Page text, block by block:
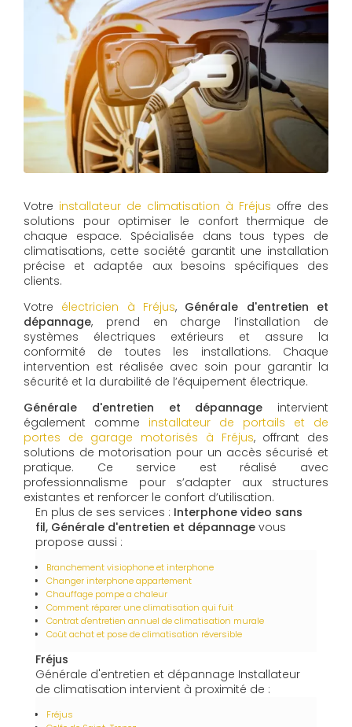
Votre installateur de climatisation à Fréjus offre des
solutions pour optimiser le confort thermique de
chaque espace. Spécialisée dans tous types de
climatisations, cette société garantit une installation
précise et adaptée aux besoins spécifiques des
clients.
Votre électricien à Fréjus, Générale d'entretien et
dépannage, prend en charge l’installation de
systèmes électriques extérieurs et assure la
conformité de toutes les installations. Chaque
intervention est réalisée avec soin pour garantir la
sécurité et la durabilité de l’équipement électrique.
Générale d'entretien et dépannage intervient
également comme installateur de portails et de
portes de garage motorisés à Fréjus, offrant des
solutions de motorisation pour un accès sécurisé et
pratique. Ce service est réalisé avec
professionnalisme pour s’adapter aux structures
existantes et renforcer le confort d’utilisation.
En plus de ses services : Interphone video sans
fil, Générale d'entretien et dépannage vous
propose aussi :
Branchement visiophone et interphone
Changer interphone appartement
Chauffage pompe a chaleur
Comment réparer une climatisation qui fuit
Contrat d'entretien annuel de climatisation murale
Coût achat et pose de climatisation réversible
Fréjus
Générale d'entretien et dépannage Installateur
de climatisation intervient à proximité de :
Fréjus